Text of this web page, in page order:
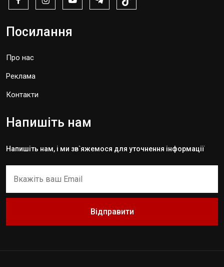
Посилання
Про нас
Реклама
Контакти
Напишіть нам
Напишіть нам, і ми зв`яжемося для уточнення інформації
Відправити